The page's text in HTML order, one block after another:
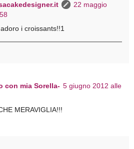
22 maggio
i croissants!!1
con mia Sorella- 5 giugno 2012 alle
MERAVIGLIA!!!